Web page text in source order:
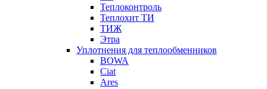
Теплоконтроль
Теплохит ТИ
ТИЖ
Этра
Уплотнения для теплообменников
BOWA
Ciat
Ares